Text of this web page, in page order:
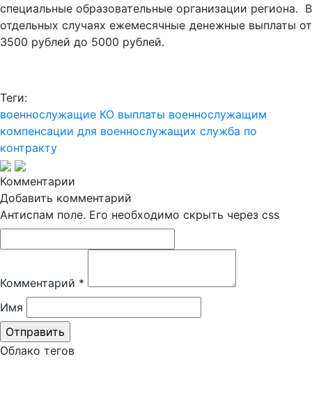
специальные образовательные организации региона. В
отдельных случаях ежемесячные денежные выплаты от
3500 рублей до 5000 рублей.
Теги:
военнослужащие КО выплаты военнослужащим
компенсации для военнослужащих служба по
контракту
Комментарии
Добавить комментарий
Антиспам поле. Его необходимо скрыть через css
Комментарий *
Имя
Облако тегов